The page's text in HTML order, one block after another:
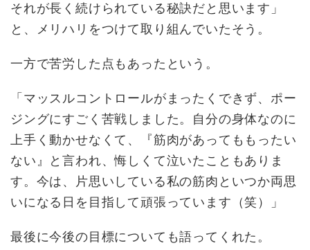
それが長く続けられている秘訣だと思います」
と、メリハリをつけて取り組んでいたそう。
一方で苦労した点もあったという。
「マッスルコントロールがまったくできず、ポー
ジングにすごく苦戦しました。自分の身体なのに
上手く動かせなくて、『筋肉があってももったい
ない』と言われ、悔しくて泣いたこともありま
す。今は、片思いしている私の筋肉といつか両思
いになる日を目指して頑張っています（笑）」
最後に今後の目標についても語ってくれた。